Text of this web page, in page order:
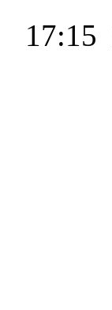
17:15